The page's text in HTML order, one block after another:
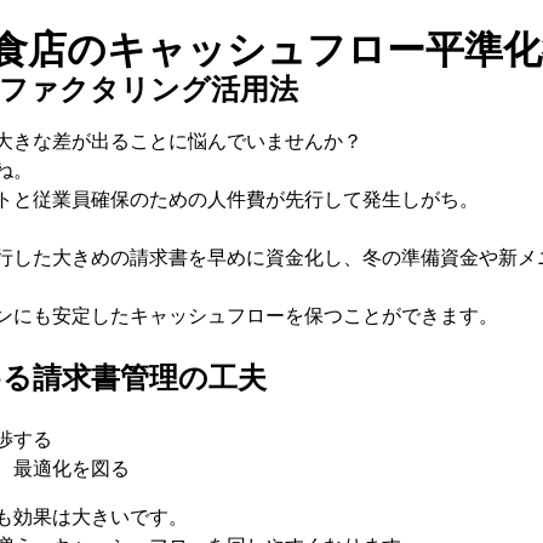
店のキャッシュフロー平準
ァクタリング活用法
な差が出ることに悩んでいませんか？
従業員確保のための人件費が先行して発生しがち。
た大きめの請求書を早めに資金化し、冬の準備資金や新メ
も安定したキャッシュフローを保つことができます。
請求書管理の工夫
する
最適化を図る
果は大きいです。